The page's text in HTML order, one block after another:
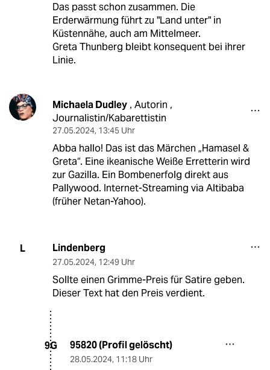
Das passt schon zusammen. Die
Erderwärmung führt zu "Land unter" in
Küstennähe, auch am Mittelmeer.
Greta Thunberg bleibt konsequent bei ihrer
Linie.
Michaela Dudley, Autorin ,
Journalistin/Kabarettistin
27.05.2024, 13:45 Uhr
Abba hallo! Das ist das Märchen „Hamasel &
Greta“. Eine ikeanische Weiße Erretterin wird
zur Gazilla. Ein Bombenerfolg direkt aus
Pallywood. Internet-Streaming via Altibaba
(früher Netan-Yahoo).
L Lindenberg
27.05.2024, 12:49 Uhr
Sollte einen Grimme-Preis für Satire geben.
Dieser Text hat den Preis verdient.
9G 95820 (Profil gelöscht)
28.05.2024, 11:18 Uhr